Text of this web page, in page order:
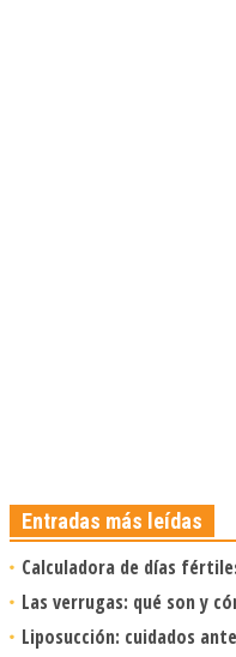
Entradas más leídas
Calculadora de días
Las verrugas: qué son y
Liposucción: cuidados